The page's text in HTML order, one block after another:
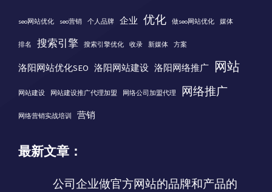
seo网站优化 seo营销 个人品牌 企业 优化 做seo网站优化 媒体
排名 搜索引擎 搜索引擎优化 收录 新媒体 方案
洛阳网站优化SEO 洛阳网站建设 洛阳网络推广 网站
网站建设 网站建设推广代理加盟 网络公司加盟代理 网络推广
网络营销实战培训 营销
最新文章：
公司企业做官方网站的品牌和产品的